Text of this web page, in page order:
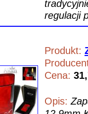
regulacji
Produkt:
Cena:
Opis: